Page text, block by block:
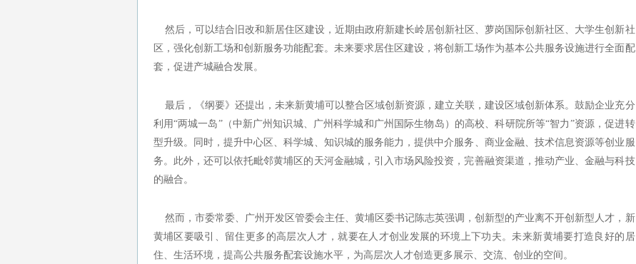
然后，可以结合旧改和新居住区建设，近期由政府新建长岭居创新社区、萝岗国际创新社区、大学生创新社
区，强化创新工场和创新服务功能配套。未来要求居住区建设，将创新工场作为基本公共服务设施进行全面配
套，促进产城融合发展。
最后，《纲要》还提出，未来新黄埔可以整合区域创新资源，建立关联，建设区域创新体系。鼓励企业充分
利用“两城一岛”（中新广州知识城、广州科学城和广州国际生物岛）的高校、科研院所等“智力”资源，促进转
型升级。同时，提升中心区、科学城、知识城的服务能力，提供中介服务、商业金融、技术信息资源等创业服
务。此外，还可以依托毗邻黄埔区的天河金融城，引入市场风险投资，完善融资渠道，推动产业、金融与科技
的融合。
然而，市委常委、广州开发区管委会主任、黄埔区委书记陈志英强调，创新型的产业离不开创新型人才，新
黄埔区要吸引、留住更多的高层次人才，就要在人才创业发展的环境上下功夫。未来新黄埔要打造良好的居
住、生活环境，提高公共服务配套设施水平，为高层次人才创造更多展示、交流、创业的空间。